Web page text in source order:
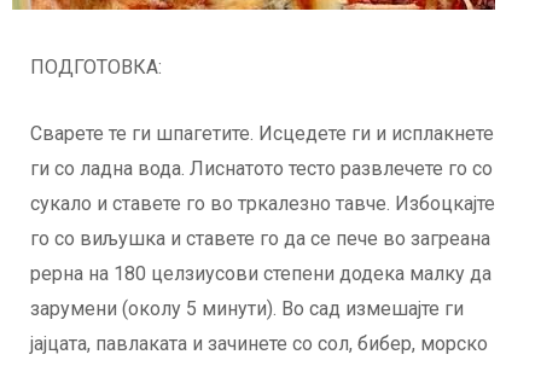
ПОДГОТОВКА:
Сварете те ги шпагетите. Исцедете ги и исплакнете
ги со ладна вода. Лиснатото тесто развлечете го со
сукало и ставете го во тркалезно тавче. Избоцкајте
го со виљушка и ставете го да се пече во загреана
рерна на 180 целзиусови степени додека малку да
зарумени (околу 5 минути). Во сад измешајте ги
јајцата, павлаката и зачинете со сол, бибер, морско